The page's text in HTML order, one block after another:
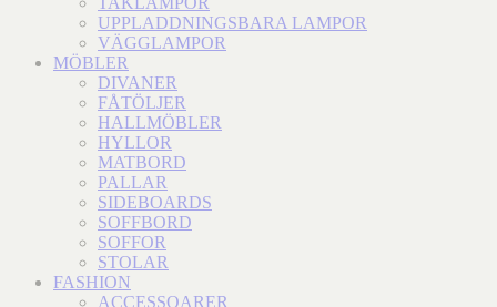
UPPLADDNINGSBARA LAMPOR
VÄGGLAMPOR
MÖBLER
DIVANER
FÅTÖLJER
HALLMÖBLER
HYLLOR
MATBORD
PALLAR
SIDEBOARDS
SOFFBORD
SOFFOR
STOLAR
FASHION
ACCESSOARER